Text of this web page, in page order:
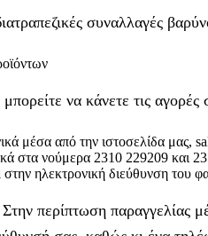
συναλλαγές
να κάνετε τις
μέσα από την ιστοσελίδα μας,
στα νούμερα 2310 229209 και
ηλεκτρονική διεύθυνση του
περίπτωση παραγγελίας